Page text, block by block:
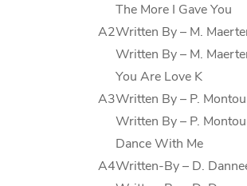
A2
The More I Gave You
Written By– M.
Written By– M.
A3
You Are Love K
Written By– P.
Written By– P.
A4
Dance With Me
Written-By– D.